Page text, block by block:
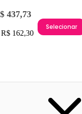
437,73
162,30
Selecionar